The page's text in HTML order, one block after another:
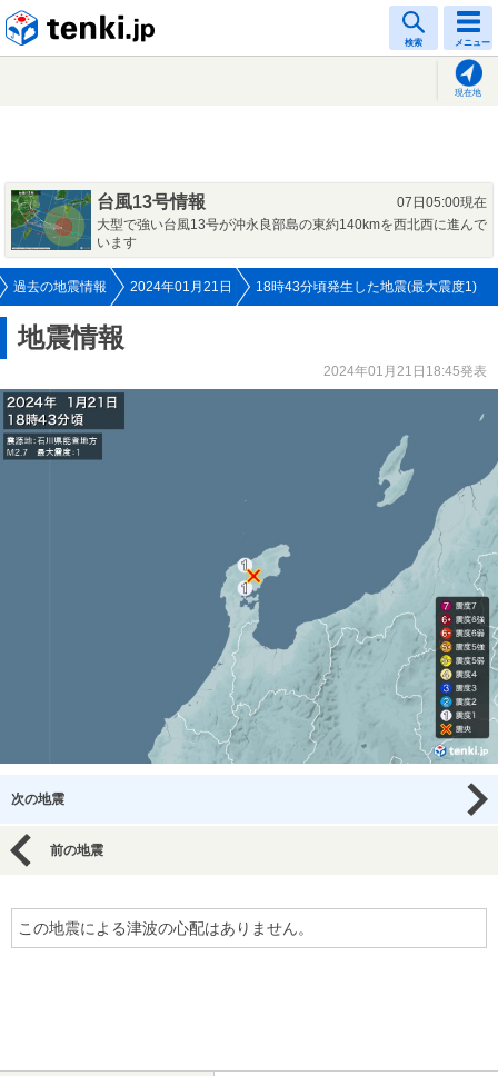
検索 メニュー
現在地
台風13号情報
07日05:00現在
大型で強い台風13号が沖永良部島の東約140kmを西北西に進んで
います
過去の地震情報 2024年01月21日 18時43分頃発生した地震(最大震度1)
地震情報
2024年01月21日18:45発表
次の地震
前の地震
この地震による津波の心配はありません。